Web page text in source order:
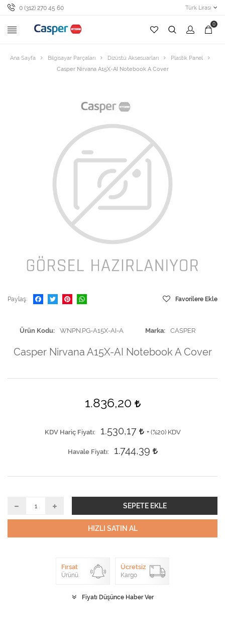
0 (312) 270 45 60 Türk Lirası
0
Ana Sayfa Bilgisayar Parçaları Dizüstü Aksesuarları
Plastik Panel
Casper Nirvana A15X-AI Notebook A Cover
Paylaş Favorilere Ekle
Ürün Kodu WNPN.PG-A15X-AI-A Marka CASPER
Casper Nirvana A15X-AI Notebook A Cover
1.836,20
KDV Hariç Fiyatı 1.530,17 + (%20) KDV
Havale Fiyatı 1.744,39
SEPETE EKLE
HIZLI SATIN AL
Fırsat
Ürünü
Ücretsiz
Kargo
Fiyatı Düşünce Haber Ver